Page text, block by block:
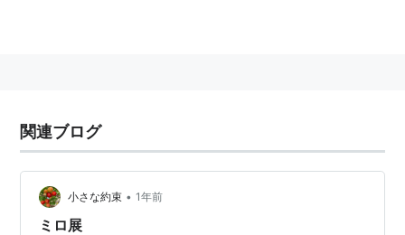
関連ブログ
小さな約束 • 1年前
ミロ展